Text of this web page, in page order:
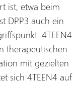
ist, etwa beim
DPP3 auch ein
4TEEN4
therapeutischen
mit gezielten
sich 4TEEN4 auf